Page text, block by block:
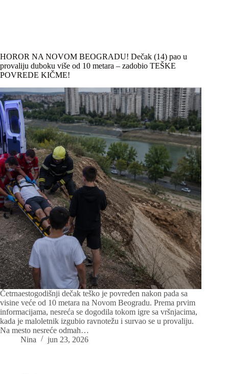
HOROR NA NOVOM BEOGRADU! Dečak (14) pao u
provaliju duboku više od 10 metara – zadobio TEŠKE
POVREDE KIČME!
Četrnaestogodišnji dečak teško je povređen nakon pada sa
visine veće od 10 metara na Novom Beogradu. Prema prvim
informacijama, nesreća se dogodila tokom igre sa vršnjacima,
kada je maloletnik izgubio ravnotežu i survao se u provaliju.
Na mesto nesreće odmah…
Nina
jun 23, 2026